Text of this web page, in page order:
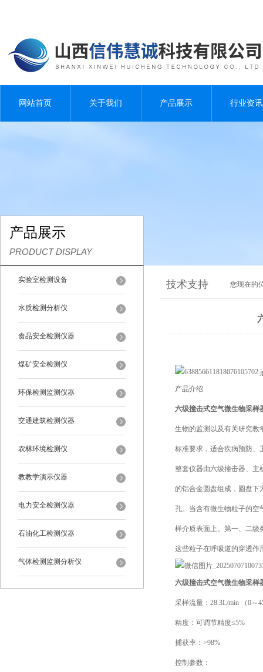
网站首页 关于我们 产品展示 行业资讯
产品展示
PRODUCT DISPLAY
实验室检测设备
水质检测分析仪
食品安全检测仪器
煤矿安全检测仪
环保检测监测仪器
交通建筑检测仪器
农林环境检测仪
教教学演示仪器
电力安全检测仪器
石油化工检测仪器
气体检测监测分析仪
技术支持 您现在的
产品介绍
六级撞击式空气微生物采样
生物的监测以及有关研究教
标准要求，适合疾病预防、
整套仪器由六级撞击器、主
的铝合金圆盘组成，圆盘下
孔。当含有微生物粒子的空
样介质表面上。第一、二级
这些粒子在呼吸道的穿透作
六级撞击式空气微生物采样
采样流量：28.3L/min （0～
精度：可调节精度≤5%
捕获率：>98%
控制参数：